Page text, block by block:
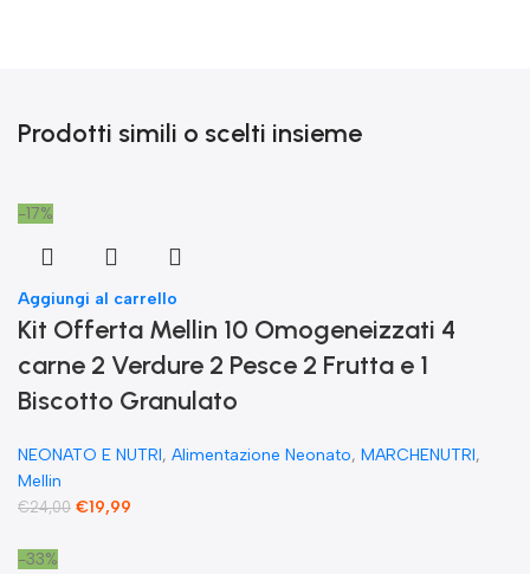
Prodotti simili o scelti insieme
-17%
Aggiungi al carrello
Kit Offerta Mellin 10 Omogeneizzati 4
carne 2 Verdure 2 Pesce 2 Frutta e 1
Biscotto Granulato
NEONATO E NUTRI, Alimentazione Neonato, MARCHENUTRI,
Mellin
€24,00 €19,99
-33%